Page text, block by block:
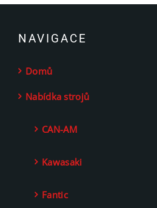
NAVIGACE
Domů
Nabídka strojů
CAN-AM
Kawasaki
Fantic